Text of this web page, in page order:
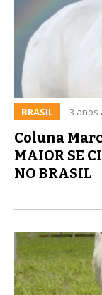
BRASIL 3 anos
Coluna
MAIOR SE
NO BRASIL